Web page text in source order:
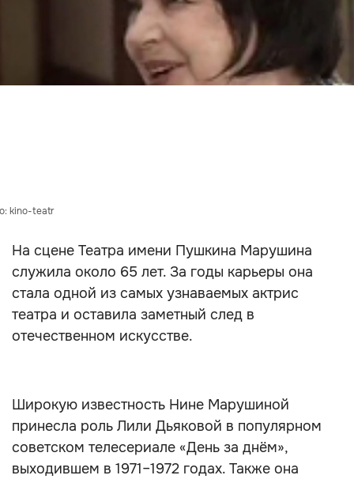
kino-teatr
На сцене Театра имени Пушкина Марушина
служила около 65 лет. За годы карьеры она
стала одной из самых узнаваемых актрис
театра и оставила заметный след в
отечественном искусстве.
Широкую известность Нине Марушиной
принесла роль Лили Дьяковой в популярном
советском телесериале «День за днём»,
выходившем в 1971–1972 годах. Также она